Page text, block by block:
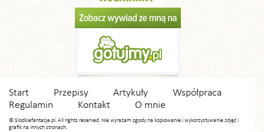
Start Przepisy Artykuły
Współpraca
Regulamin
Kontakt O mnie
© Slodkiefantazje.pl. All rights reserved. Nie wyrażam zgody na kopiowanie i wykorzystywanie zdjęć i
grafik na innych stronach.